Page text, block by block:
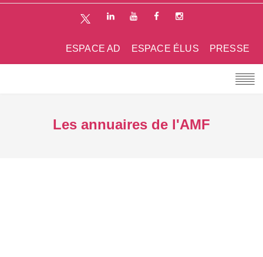
PRESSE
ESPACE ÉLUS
ESPACE AD
Les annuaires de l'AMF